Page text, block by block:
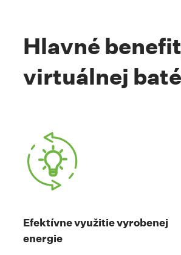
Hlavné
virtuálnej
Efektívne využitie vyrobenej
energie